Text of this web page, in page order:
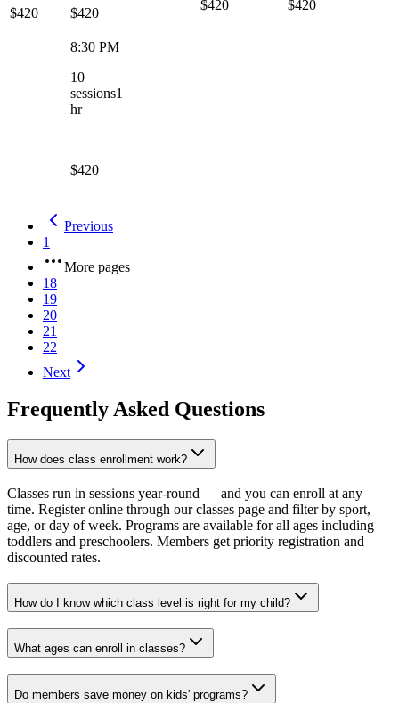
$420 $420
$420 $420
8:30 PM
10
sessions1
hr
$420
Previous
1
More pages
18
19
20
21
22
Next
Frequently Asked Questions​​​​‌ ‍ ​‍​‍‌‍ ‌ ​‍‌‍‍‌‌‍‌ ‌‍‍‌‌‍ ‍​‍​‍​ ‍‍​‍​‍‌ ​ ‌‍​‌‌‍ ‍‌‍‍‌‌ ‌​‌ ‍‌​‍ ‍‌‍‍‌‌‍ ​‍​‍​‍ ​​‍​‍‌‍‍​‌ ​‍‌‍‌‌‌‍‌‍​‍​‍​ ‍‍​‍​‍‌‍‍​‌ ‌​‌ ‌​‌ ​​‌ ​ ​ ‍‍​‍ ​‍ ‌‍​ ‌‍‍​‌‍‌‌‌‍ ​‌ ​ ‌‍‌‌‌‍​‌‌ ​​‌‍‍‌‌‍‌‌‌ ​‍‌ ​ ​‍ ‍‌ ​ ‌‍​‌‌‍ ‍‌‍‍‌‌ ‌​‌ ‍‌​‍ ‍‌ ​ ‌ ‌​‌ ‌‌‌‍‌​‌‍‍‌‌‍ ​‍ ‌‍‍‌‌‍ ‍‌ ‌​‌‍‌‌‌‍ ‍‌ ‌​​‍ ‌‍‌‌‌‍‌​‌‍‍‌‌ ‌​​‍ ‌‍ ‌‌‍ ‌‍‌​‌‍‌‌​ ‌‌ ​​‌ ​‍‌‍‌‌‌ ​ ‌‍‌‌‌‍ ‍‌ ‌​‌‍​‌‌ ‌​‌‍‍‌‌‍ ‌‍ ‍​ ‍ ‌‍‍‌‌‍‌​​ ‌‌‍​ ‌‍ ​‌‍​‌‌ ​ ‌ ​ ‌‍‌‌‌ ​ ‌​‍‌‌‍ ‍‌‍‌​‌‍‌‌‌ ‍​​‍ ‌​ ​‍‌‍​‌​ ‍​​ ‌ ​ ​​​ ‌​​ ​ ​ ‌‍​‍ ‌​ ​‍​ ‌‍​ ‌‍‌‍‌​​‍ ‌​ ‌​‌‍‌‌​ ‍​​ ​​​‍ ‌​ ‍‌​ ‌‍​ ‌‌‌‍‌​​‍ ‌‌‍‌‍​ ‍‌​ ​‍‌‍​‍‌‍‌‍‌‍‌​‌‍‌‌​ ‌ ​ ‍‌​ ‌​‌‍​ ‌‍​ ​ ‍ ‌ ‌​‌ ‍‌‌ ​​‌‍‌‌​ ‌‌‍​ ‌‍ ​‌‍​‌‌ ​ ‌ ​ ‌‍‌‌‌ ​ ‌​‍‌‌‍ ‍‌‍‌​‌‍‌‌‌ ‍​​ ‍ ‌ ​​‌‍​‌‌ ‌​‌‍‍​​ ‌‌ ​​‌‍​‌‌‍‌ ‌‍‌‌‌​​‍‌ ‌‌‌‍‍‌‌‍ ​‌‍‌​‌‍‌‌‌ ​‍​‍‌‌​ ‌‌‌​​‍‌‌ ‌‍‍ ‌‍‌‌‌ ‍‌​‍‌‌​ ​ ‌​‌​​‍‌‌​ ​ ‌​‌​​‍‌‌​ ​‍​ ​‍​ ‌​​ ​ ​ ‍​‌‍‌​‌‍​‍​ ​​​ ​​​ ​‌​ ​‌‌‍‌‍​ ‌‌​ ‌‌​‍‌‌​ ​‍​ ​‍​‍‌‌​ ‌‌‌​‌​​‍ ‍‌ ‌​‌‍‍‌‌ ‌​‌‍ ​‌‍‌‌​ ‌‍​‍‌‍​‌‌ ​ ‌‍‌‌‌‌‌‌‌ ​‍‌‍ ​​ ‌‌‍‍​‌ ‌​‌ ‌​‌ ​​‌ ​ ​‍‌‌​ ​ ‌​​‌​‍‌‌​ ​‍‌​‌‍​‍‌‌​ ​‍‌​‌‍‌‍​ ‌‍‍​‌‍‌‌‌‍ ​‌ ​ ‌‍‌‌‌‍​‌‌ ​​‌‍‍‌‌‍‌‌‌ ​‍‌ ​ ​‍ ‍‌ ​ ‌‍​‌‌‍ ‍‌‍‍‌‌ ‌​‌ ‍‌​‍ ‍‌ ​ ‌ ‌​‌ ‌‌‌‍‌​‌‍‍‌‌‍ ​‍‌‍‌‍‍‌‌‍‌​​ ‌‌‍​ ‌‍ ​‌‍​‌‌ ​ ‌ ​ ‌‍‌‌‌ ​ ‌​‍‌‌‍ ‍‌‍‌​‌‍‌‌‌ ‍​​‍ ‌​ ​‍‌‍​‌​ ‍​​ ‌ ​ ​​​ ‌​​ ​ ​ ‌‍​‍ ‌​ ​‍​ ‌‍​ ‌‍‌‍‌​​‍ ‌​ ‌​‌‍‌‌​ ‍​​ ​​​‍ ‌​ ‍‌​ ‌‍​ ‌‌‌‍‌​​‍ ‌‌‍‌‍​ ‍‌​ ​‍‌‍​‍‌‍‌‍‌‍‌​‌‍‌‌​ ‌ ​ ‍‌​ ‌​‌‍​ ‌‍​ ​‍‌‍‌ ‌​‌ ‍‌‌ ​​‌‍‌‌​ ‌‌‍​ ‌‍ ​‌‍​‌‌ ​ ‌ ​ ‌‍‌‌‌ ​ ‌​‍‌‌‍ ‍‌‍‌​‌‍‌‌‌ ‍​​‍‌‍‌ ​​‌‍​‌‌ ‌​‌‍‍​​ ‌‌ ​​‌‍​‌‌‍‌ ‌‍‌‌‌​​‍‌ ‌‌‌‍‍‌‌‍ ​‌‍‌​‌‍‌‌‌ ​‍​‍‌‌​ ‌‌‌​​‍‌‌ ‌‍‍ ‌‍‌‌‌ ‍‌​‍‌‌​ ​ ‌​‌​​‍‌‌​ ​ ‌​‌​​‍‌‌​ ​‍​ ​‍​ ‌​​ ​ ​ ‍​‌‍‌​‌‍​‍​ ​​​ ​​​ ​‌​ ​‌‌‍‌‍​ ‌‌​ ‌‌​‍‌‌​ ​‍​ ​‍​‍‌‌​ ‌‌‌​‌​​‍ ‍‌ ‌​‌‍‍‌‌ ‌​‌‍ ​‌‍‌‌​‍‌‍‌ ​​‌‍‌‌‌ ​‍‌ ​ ‌ ​​‌‍‌‌‌‍​ ‌ ‌​‌‍‍‌‌ ‌‍‌‍‌‌​ ‌‌ ​​‌ ‌‌‌‍​‍‌‍ ​‌‍‍‌‌ ​ ‌‍‍​‌‍‌‌‌‍‌​​‍​‍‌ ‌
How does class enrollment work?​​​​‌ ‍ ​‍​‍‌‍ ‌ ​‍‌‍‍‌‌‍‌ ‌‍‍‌‌‍ ‍​‍​‍​ ‍‍​‍​‍‌ ​ ‌‍​‌‌‍ ‍‌‍‍‌‌ ‌​‌ ‍‌​‍ ‍‌‍‍‌‌‍ ​‍​‍​‍ ​​‍​‍‌‍‍​‌ ​‍‌‍‌‌‌‍‌‍​‍​‍​ ‍‍​‍​‍‌‍‍​‌ ‌​‌ ‌​‌ ​​‌ ​ ​ ‍‍​‍ ​‍ ‌‍​ ‌‍‍​‌‍‌‌‌‍ ​‌ ​ ‌‍‌‌‌‍​‌‌ ​​‌‍‍‌‌‍‌‌‌ ​‍‌ ​ ​‍ ‍‌ ​ ‌‍​‌‌‍ ‍‌‍‍‌‌ ‌​‌ ‍‌​‍ ‍‌ ​ ‌ ‌​‌ ‌‌‌‍‌​‌‍‍‌‌‍ ​‍ ‌‍‍‌‌‍ ‍‌ ‌​‌‍‌‌‌‍ ‍‌ ‌​​‍ ‌‍‌‌‌‍‌​‌‍‍‌‌ ‌​​‍ ‌‍ ‌‌‍ ‌‍‌​‌‍‌‌​ ‌‌ ​​‌ ​‍‌‍‌‌‌ ​ ‌‍‌‌‌‍ ‍‌ ‌​‌‍​‌‌ ‌​‌‍‍‌‌‍ ‌‍ ‍​ ‍ ‌‍‍‌‌‍‌​​ ‌‌‍​ ​ ‌​‌‍‌‍​ ‌‌‌‍‌‍​ ‌ ​ ‌‍​ ‌ ​‍ ‌‌‍​‍‌‍‌‌‌‍‌‍​ ​‍​‍ ‌​ ‌​‌‍‌‌‌‍​‍​ ‍‌​‍ ‌​ ‍​​ ​‌​ ‌‌‌‍‌‍​‍ ‌‌‍‌‍​ ‌ ​ ‌‍​ ‌‌​ ​‍​ ​ ‌‍‌‍​ ‌​​ ​​​ ‌ ​ ​‌​ ‌‌​ ‍ ‌ ‌​‌ ‍‌‌ ​​‌‍‌‌​ ‌‌‍‌‍‌‍​‌‌ ​‌​ ‍ ‌ ​​‌‍​‌‌ ‌​‌‍‍​​ ‌‌ ‌​‌‍‍‌‌ ‌​‌‍ ​‌‍‌‌​ ‌‍​‍‌‍​‌‌ ​ ‌‍‌‌‌‌‌‌‌ ​‍‌‍ ​​ ‌‌‍‍​‌ ‌​‌ ‌​‌ ​​‌ ​ ​‍‌‌​ ​ ‌​​‌​‍‌‌​ ​‍‌​‌‍​‍‌‌​ ​‍‌​‌‍‌‍​ ‌‍‍​‌‍‌‌‌‍ ​‌ ​ ‌‍‌‌‌‍​‌‌ ​​‌‍‍‌‌‍‌‌‌ ​‍‌ ​ ​‍ ‍‌ ​ ‌‍​‌‌‍ ‍‌‍‍‌‌ ‌​‌ ‍‌​‍ ‍‌ ​ ‌ ‌​‌ ‌‌‌‍‌​‌‍‍‌‌‍ ​‍‌‍‌‍‍‌‌‍‌​​ ‌‌‍​ ​ ‌​‌‍‌‍​ ‌‌‌‍‌‍​ ‌ ​ ‌‍​ ‌ ​‍ ‌‌‍​‍‌‍‌‌‌‍‌‍​ ​‍​‍ ‌​ ‌​‌‍‌‌‌‍​‍​ ‍‌​‍ ‌​ ‍​​ ​‌​ ‌‌‌‍‌‍​‍ ‌‌‍‌‍​ ‌ ​ ‌‍​ ‌‌​ ​‍​ ​ ‌‍‌‍​ ‌​​ ​​​ ‌ ​ ​‌​ ‌‌​‍‌‍‌ ‌​‌ ‍‌‌ ​​‌‍‌‌​ ‌‌‍‌‍‌‍​‌‌ ​‌​‍‌‍‌ ​​‌‍​‌‌ ‌​‌‍‍​​ ‌‌ ‌​‌‍‍‌‌ ‌​‌‍ ​‌‍‌‌​‍‌‍‌ ​​‌‍‌‌‌ ​‍‌ ​ ‌ ​​‌‍‌‌‌‍​ ‌ ‌​‌‍‍‌‌ ‌‍‌‍‌‌​ ‌‌ ​​‌ ‌‌‌‍​‍‌‍ ​‌‍‍‌‌ ​ ‌‍‍​‌‍‌‌‌‍‌​​‍​‍‌ ‌
Classes run in sessions year-round — and you can enroll at any
time. Register online through our classes page and filter by sport,
age, or day of week. Programs are available for all ages including
toddlers and preschoolers. Members get priority registration and
discounted rates.​​​​‌ ‍ ​‍​‍‌‍ ‌ ​‍‌‍‍‌‌‍‌ ‌‍‍‌‌‍ ‍​‍​‍​ ‍‍​‍​‍‌ ​ ‌‍​‌‌‍ ‍‌‍‍‌‌ ‌​‌ ‍‌​‍ ‍‌‍‍‌‌‍ ​‍​‍​‍ ​​‍​‍‌‍‍​‌ ​‍‌‍‌‌‌‍‌‍​‍​‍​ ‍‍​‍​‍‌‍‍​‌ ‌​‌ ‌​‌ ​​‌ ​ ​ ‍‍​‍ ​‍ ‌‍​ ‌‍‍​‌‍‌‌‌‍ ​‌ ​ ‌‍‌‌‌‍​‌‌ ​​‌‍‍‌‌‍‌‌‌ ​‍‌ ​ ​‍ ‍‌ ​ ‌‍​‌‌‍ ‍‌‍‍‌‌ ‌​‌ ‍‌​‍ ‍‌ ​ ‌ ‌​‌ ‌‌‌‍‌​‌‍‍‌‌‍ ​‍ ‌‍‍‌‌‍ ‍‌ ‌​‌‍‌‌‌‍ ‍‌ ‌​​‍ ‌‍‌‌‌‍‌​‌‍‍‌‌ ‌​​‍ ‌‍ ‌‌‍ ‌‍‌​‌‍‌‌​ ‌‌ ​​‌ ​‍‌‍‌‌‌ ​ ‌‍‌‌‌‍ ‍‌ ‌​‌‍​‌‌ ‌​‌‍‍‌‌‍ ‌‍ ‍​ ‍ ‌‍‍‌‌‍‌​​ ‌‌‍​ ​ ‌​‌‍‌‍​ ‌‌‌‍‌‍​ ‌ ​ ‌‍​ ‌ ​‍ ‌‌‍​‍‌‍‌‌‌‍‌‍​ ​‍​‍ ‌​ ‌​‌‍‌‌‌‍​‍​ ‍‌​‍ ‌​ ‍​​ ​‌​ ‌‌‌‍‌‍​‍ ‌‌‍‌‍​ ‌ ​ ‌‍​ ‌‌​ ​‍​ ​ ‌‍‌‍​ ‌​​ ​​​ ‌ ​ ​‌​ ‌‌​ ‍ ‌ ‌​‌ ‍‌‌ ​​‌‍‌‌​ ‌‌‍‌‍‌‍​‌‌ ​‌​ ‍ ‌ ​​‌‍​‌‌ ‌​‌‍‍​​ ‌‌ ​‍‌‍‍‌‌‍​ ‌‍‍​‌‌‌​‌‍‌‌‌ ‍​‌ ‌​​‍‌‌​ ‌‌‌​​‍‌‌ ‌‍‍ ‌‍‌‌‌ ‍‌​‍‌‌​ ​ ‌​‌​​‍‌‌​ ​ ‌​‌​​‍‌‌​ ​‍​ ​‍​ ‍​​ ‍​​ ‌‌​ ‌ ‌‍‌‍‌‍‌‍​ ‌‌​ ​ ‌‍​ ​ ‍‌‌‍​ ​ ​​​‍‌‌​ ​‍​ ​‍​‍‌‌​ ‌‌‌​‌​​‍ ‍‌‍​ ‌‍‍​‌‍‍‌‌‍ ​‌‍‌​‌ ​‍‌‍‌‌‌‍ ‍​‍‌‌​ ‌‌‌​​‍‌‌ ‌‍‍ ‌‍‌‌‌ ‍‌​‍‌‌​ ​ ‌​‌​​‍‌‌​ ​ ‌​‌​​‍‌‌​ ​‍​ ​‍​ ‍​​ ​‍‌‍‌‍​ ‍​‌‍​ ‌‍‌​‌‍‌​​ ‍‌​ ‌‌​ ‌‍​ ‌ ‌‍‌‌​‍‌‌​ ​‍​ ​‍​‍‌‌​ ‌‌‌​‌​​‍ ‍‌ ‌​‌‍‌‌‌ ‍​‌ ‌​​ ‌‍​‍‌‍​‌‌ ​ ‌‍‌‌‌‌‌‌‌ ​‍‌‍ ​​ ‌‌‍‍​‌ ‌​‌ ‌​‌ ​​‌ ​ ​‍‌‌​ ​ ‌​​‌​‍‌‌​ ​‍‌​‌‍​‍‌‌​ ​‍‌​‌‍‌‍​ ‌‍‍​‌‍‌‌‌‍ ​‌ ​ ‌‍‌‌‌‍​‌‌ ​​‌‍‍‌‌‍‌‌‌ ​‍‌ ​ ​‍ ‍‌ ​ ‌‍​‌‌‍ ‍‌‍‍‌‌ ‌​‌ ‍‌​‍ ‍‌ ​ ‌ ‌​‌ ‌‌‌‍‌​‌‍‍‌‌‍ ​‍‌‍‌‍‍‌‌‍‌​​ ‌‌‍​ ​ ‌​‌‍‌‍​ ‌‌‌‍‌‍​ ‌ ​ ‌‍​ ‌ ​‍ ‌‌‍​‍‌‍‌‌‌‍‌‍​ ​‍​‍ ‌​ ‌​‌‍‌‌‌‍​‍​ ‍‌​‍ ‌​ ‍​​ ​‌​ ‌‌‌‍‌‍​‍ ‌‌‍‌‍​ ‌ ​ ‌‍​ ‌‌​ ​‍​ ​ ‌‍‌‍​ ‌​​ ​​​ ‌ ​ ​‌​ ‌‌​‍‌‍‌ ‌​‌ ‍‌‌ ​​‌‍‌‌​ ‌‌‍‌‍‌‍​‌‌ ​‌​‍‌‍‌ ​​‌‍​‌‌ ‌​‌‍‍​​ ‌‌ ​‍‌‍‍‌‌‍​ ‌‍‍​‌‌‌​‌‍‌‌‌ ‍​‌ ‌​​‍‌‌​ ‌‌‌​​‍‌‌ ‌‍‍ ‌‍‌‌‌ ‍‌​‍‌‌​ ​ ‌​‌​​‍‌‌​ ​ ‌​‌​​‍‌‌​ ​‍​ ​‍​ ‍​​ ‍​​ ‌‌​ ‌ ‌‍‌‍‌‍‌‍​ ‌‌​ ​ ‌‍​ ​ ‍‌‌‍​ ​ ​​​‍‌‌​ ​‍​ ​‍​‍‌‌​ ‌‌‌​‌​​‍ ‍‌‍​ ‌‍‍​‌‍‍‌‌‍ ​‌‍‌​‌ ​‍‌‍‌‌‌‍ ‍​‍‌‌​ ‌‌‌​​‍‌‌ ‌‍‍ ‌‍‌‌‌ ‍‌​‍‌‌​ ​ ‌​‌​​‍‌‌​ ​ ‌​‌​​‍‌‌​ ​‍​ ​‍​ ‍​​ ​‍‌‍‌‍​ ‍​‌‍​ ‌‍‌​‌‍‌​​ ‍‌​ ‌‌​ ‌‍​ ‌ ‌‍‌‌​‍‌‌​ ​‍​ ​‍​‍‌‌​ ‌‌‌​‌​​‍ ‍‌ ‌​‌‍‌‌‌ ‍​‌ ‌​​‍‌‍‌ ​​‌‍‌‌‌ ​‍‌ ​ ‌ ​​‌‍‌‌‌‍​ ‌ ‌​‌‍‍‌‌ ‌‍‌‍‌‌​ ‌‌ ​​‌ ‌‌‌‍​‍‌‍ ​‌‍‍‌‌ ​ ‌‍‍​‌‍‌‌‌‍‌​​‍​‍‌ ‌
How do I know which class level is right for my child?​​​​‌ ‍ ​‍​‍‌‍ ‌ ​‍‌‍‍‌‌‍‌ ‌‍‍‌‌‍ ‍​‍​‍​ ‍‍​‍​‍‌ ​ ‌‍​‌‌‍ ‍‌‍‍‌‌ ‌​‌ ‍‌​‍ ‍‌‍‍‌‌‍ ​‍​‍​‍ ​​‍​‍‌‍‍​‌ ​‍‌‍‌‌‌‍‌‍​‍​‍​ ‍‍​‍​‍‌‍‍​‌ ‌​‌ ‌​‌ ​​‌ ​ ​ ‍‍​‍ ​‍ ‌‍​ ‌‍‍​‌‍‌‌‌‍ ​‌ ​ ‌‍‌‌‌‍​‌‌ ​​‌‍‍‌‌‍‌‌‌ ​‍‌ ​ ​‍ ‍‌ ​ ‌‍​‌‌‍ ‍‌‍‍‌‌ ‌​‌ ‍‌​‍ ‍‌ ​ ‌ ‌​‌ ‌‌‌‍‌​‌‍‍‌‌‍ ​‍ ‌‍‍‌‌‍ ‍‌ ‌​‌‍‌‌‌‍ ‍‌ ‌​​‍ ‌‍‌‌‌‍‌​‌‍‍‌‌ ‌​​‍ ‌‍ ‌‌‍ ‌‍‌​‌‍‌‌​ ‌‌ ​​‌ ​‍‌‍‌‌‌ ​ ‌‍‌‌‌‍ ‍‌ ‌​‌‍​‌‌ ‌​‌‍‍‌‌‍ ‌‍ ‍​ ‍ ‌‍‍‌‌‍‌​​ ‌​ ​​​ ​​‌‍‌​​ ‍‌​ ‌​​ ‌‍​ ‍‌‌‍‌‌​‍ ‌​ ​‍‌‍‌​‌‍‌​‌‍​‌​‍ ‌​ ‌​‌‍‌‌​ ‍​‌‍​‌​‍ ‌‌‍​‍‌‍‌‍​ ​​‌‍‌​​‍ ‌​ ​ ​ ‌​​ ‌‍​ ‌‌‌‍‌‌​ ‌ ‌‍​‍​ ‍‌​ ​‌‌‍‌​‌‍‌​​ ​‍​ ‍ ‌ ‌​‌ ‍‌‌ ​​‌‍‌‌​ ‌‌‍‌‍‌‍​‌‌ ​‌​ ‍ ‌ ​​‌‍​‌‌ ‌​‌‍‍​​ ‌‌ ‌​‌‍‍‌‌ ‌​‌‍ ​‌‍‌‌​ ‌‍​‍‌‍​‌‌ ​ ‌‍‌‌‌‌‌‌‌ ​‍‌‍ ​​ ‌‌‍‍​‌ ‌​‌ ‌​‌ ​​‌ ​ ​‍‌‌​ ​ ‌​​‌​‍‌‌​ ​‍‌​‌‍​‍‌‌​ ​‍‌​‌‍‌‍​ ‌‍‍​‌‍‌‌‌‍ ​‌ ​ ‌‍‌‌‌‍​‌‌ ​​‌‍‍‌‌‍‌‌‌ ​‍‌ ​ ​‍ ‍‌ ​ ‌‍​‌‌‍ ‍‌‍‍‌‌ ‌​‌ ‍‌​‍ ‍‌ ​ ‌ ‌​‌ ‌‌‌‍‌​‌‍‍‌‌‍ ​‍‌‍‌‍‍‌‌‍‌​​ ‌​ ​​​ ​​‌‍‌​​ ‍‌​ ‌​​ ‌‍​ ‍‌‌‍‌‌​‍ ‌​ ​‍‌‍‌​‌‍‌​‌‍​‌​‍ ‌​ ‌​‌‍‌‌​ ‍​‌‍​‌​‍ ‌‌‍​‍‌‍‌‍​ ​​‌‍‌​​‍ ‌​ ​ ​ ‌​​ ‌‍​ ‌‌‌‍‌‌​ ‌ ‌‍​‍​ ‍‌​ ​‌‌‍‌​‌‍‌​​ ​‍​‍‌‍‌ ‌​‌ ‍‌‌ ​​‌‍‌‌​ ‌‌‍‌‍‌‍​‌‌ ​‌​‍‌‍‌ ​​‌‍​‌‌ ‌​‌‍‍​​ ‌‌ ‌​‌‍‍‌‌ ‌​‌‍ ​‌‍‌‌​‍‌‍‌ ​​‌‍‌‌‌ ​‍‌ ​ ‌ ​​‌‍‌‌‌‍​ ‌ ‌​‌‍‍‌‌ ‌‍‌‍‌‌​ ‌‌ ​​‌ ‌‌‌‍​‍‌‍ ​‌‍‍‌‌ ​ ‌‍‍​‌‍‌‌‌‍‌​​‍​‍‌ ‌
What ages can enroll in classes?​​​​‌ ‍ ​‍​‍‌‍ ‌ ​‍‌‍‍‌‌‍‌ ‌‍‍‌‌‍ ‍​‍​‍​ ‍‍​‍​‍‌ ​ ‌‍​‌‌‍ ‍‌‍‍‌‌ ‌​‌ ‍‌​‍ ‍‌‍‍‌‌‍ ​‍​‍​‍ ​​‍​‍‌‍‍​‌ ​‍‌‍‌‌‌‍‌‍​‍​‍​ ‍‍​‍​‍‌‍‍​‌ ‌​‌ ‌​‌ ​​‌ ​ ​ ‍‍​‍ ​‍ ‌‍​ ‌‍‍​‌‍‌‌‌‍ ​‌ ​ ‌‍‌‌‌‍​‌‌ ​​‌‍‍‌‌‍‌‌‌ ​‍‌ ​ ​‍ ‍‌ ​ ‌‍​‌‌‍ ‍‌‍‍‌‌ ‌​‌ ‍‌​‍ ‍‌ ​ ‌ ‌​‌ ‌‌‌‍‌​‌‍‍‌‌‍ ​‍ ‌‍‍‌‌‍ ‍‌ ‌​‌‍‌‌‌‍ ‍‌ ‌​​‍ ‌‍‌‌‌‍‌​‌‍‍‌‌ ‌​​‍ ‌‍ ‌‌‍ ‌‍‌​‌‍‌‌​ ‌‌ ​​‌ ​‍‌‍‌‌‌ ​ ‌‍‌‌‌‍ ‍‌ ‌​‌‍​‌‌ ‌​‌‍‍‌‌‍ ‌‍ ‍​ ‍ ‌‍‍‌‌‍‌​​ ‌‌‍‌‌​ ‌‌‌‍​‍‌‍​‍​ ​‌‌‍​‍‌‍‌‍​ ‍‌​‍ ‌​ ​ ​ ‍​​ ‌‍​ ‌ ​‍ ‌​ ‌​‌‍​ ​ ​‍​ ‌‌​‍ ‌​ ‍‌‌‍​‍​ ‍​‌‍‌‌​‍ ‌​ ​‍​ ​ ​ ‌‌​ ‍‌​ ​​​ ‌‌​ ‌‌‌‍‌‌​ ‌ ‌‍‌‍​ ‌‌​ ‌‍​ ‍ ‌ ‌​‌ ‍‌‌ ​​‌‍‌‌​ ‌‌‍‌‍‌‍​‌‌ ​‌​ ‍ ‌ ​​‌‍​‌‌ ‌​‌‍‍​​ ‌‌ ‌​‌‍‍‌‌ ‌​‌‍ ​‌‍‌‌​ ‌‍​‍‌‍​‌‌ ​ ‌‍‌‌‌‌‌‌‌ ​‍‌‍ ​​ ‌‌‍‍​‌ ‌​‌ ‌​‌ ​​‌ ​ ​‍‌‌​ ​ ‌​​‌​‍‌‌​ ​‍‌​‌‍​‍‌‌​ ​‍‌​‌‍‌‍​ ‌‍‍​‌‍‌‌‌‍ ​‌ ​ ‌‍‌‌‌‍​‌‌ ​​‌‍‍‌‌‍‌‌‌ ​‍‌ ​ ​‍ ‍‌ ​ ‌‍​‌‌‍ ‍‌‍‍‌‌ ‌​‌ ‍‌​‍ ‍‌ ​ ‌ ‌​‌ ‌‌‌‍‌​‌‍‍‌‌‍ ​‍‌‍‌‍‍‌‌‍‌​​ ‌‌‍‌‌​ ‌‌‌‍​‍‌‍​‍​ ​‌‌‍​‍‌‍‌‍​ ‍‌​‍ ‌​ ​ ​ ‍​​ ‌‍​ ‌ ​‍ ‌​ ‌​‌‍​ ​ ​‍​ ‌‌​‍ ‌​ ‍‌‌‍​‍​ ‍​‌‍‌‌​‍ ‌​ ​‍​ ​ ​ ‌‌​ ‍‌​ ​​​ ‌‌​ ‌‌‌‍‌‌​ ‌ ‌‍‌‍​ ‌‌​ ‌‍​‍‌‍‌ ‌​‌ ‍‌‌ ​​‌‍‌‌​ ‌‌‍‌‍‌‍​‌‌ ​‌​‍‌‍‌ ​​‌‍​‌‌ ‌​‌‍‍​​ ‌‌ ‌​‌‍‍‌‌ ‌​‌‍ ​‌‍‌‌​‍‌‍‌ ​​‌‍‌‌‌ ​‍‌ ​ ‌ ​​‌‍‌‌‌‍​ ‌ ‌​‌‍‍‌‌ ‌‍‌‍‌‌​ ‌‌ ​​‌ ‌‌‌‍​‍‌‍ ​‌‍‍‌‌ ​ ‌‍‍​‌‍‌‌‌‍‌​​‍​‍‌ ‌
Do members save money on kids' programs?​​​​‌ ‍ ​‍​‍‌‍ ‌ ​‍‌‍‍‌‌‍‌ ‌‍‍‌‌‍ ‍​‍​‍​ ‍‍​‍​‍‌ ​ ‌‍​‌‌‍ ‍‌‍‍‌‌ ‌​‌ ‍‌​‍ ‍‌‍‍‌‌‍ ​‍​‍​‍ ​​‍​‍‌‍‍​‌ ​‍‌‍‌‌‌‍‌‍​‍​‍​ ‍‍​‍​‍‌‍‍​‌ ‌​‌ ‌​‌ ​​‌ ​ ​ ‍‍​‍ ​‍ ‌‍​ ‌‍‍​‌‍‌‌‌‍ ​‌ ​ ‌‍‌‌‌‍​‌‌ ​​‌‍‍‌‌‍‌‌‌ ​‍‌ ​ ​‍ ‍‌ ​ ‌‍​‌‌‍ ‍‌‍‍‌‌ ‌​‌ ‍‌​‍ ‍‌ ​ ‌ ‌​‌ ‌‌‌‍‌​‌‍‍‌‌‍ ​‍ ‌‍‍‌‌‍ ‍‌ ‌​‌‍‌‌‌‍ ‍‌ ‌​​‍ ‌‍‌‌‌‍‌​‌‍‍‌‌ ‌​​‍ ‌‍ ‌‌‍ ‌‍‌​‌‍‌‌​ ‌‌ ​​‌ ​‍‌‍‌‌‌ ​ ‌‍‌‌‌‍ ‍‌ ‌​‌‍​‌‌ ‌​‌‍‍‌‌‍ ‌‍ ‍​ ‍ ‌‍‍‌‌‍‌​​ ‌‌‍‌​​ ‌​​ ‍​​ ‌‌‌‍‌‍‌‍​‍‌‍​‌​ ‍‌​‍ ‌​ ​ ‌‍​‍‌‍​‍‌‍‌​​‍ ‌​ ‌​​ ‍‌‌‍‌​​ ​ ​‍ ‌‌‍​‌‌‍‌‍​ ​ ‌‍​‌​‍ ‌​ ‌‍​ ‌‌‌‍​‍‌‍‌‍​ ‍​​ ​‍‌‍​‌​ ‌ ​ ‌‌​ ​​​ ​‌‌‍‌​​ ‍ ‌ ‌​‌ ‍‌‌ ​​‌‍‌‌​ ‌‌‍‌‍‌‍​‌‌ ​‌​ ‍ ‌ ​​‌‍​‌‌ ‌​‌‍‍​​ ‌‌ ‌​‌‍‍‌‌ ‌​‌‍ ​‌‍‌‌​ ‌‍​‍‌‍​‌‌ ​ ‌‍‌‌‌‌‌‌‌ ​‍‌‍ ​​ ‌‌‍‍​‌ ‌​‌ ‌​‌ ​​‌ ​ ​‍‌‌​ ​ ‌​​‌​‍‌‌​ ​‍‌​‌‍​‍‌‌​ ​‍‌​‌‍‌‍​ ‌‍‍​‌‍‌‌‌‍ ​‌ ​ ‌‍‌‌‌‍​‌‌ ​​‌‍‍‌‌‍‌‌‌ ​‍‌ ​ ​‍ ‍‌ ​ ‌‍​‌‌‍ ‍‌‍‍‌‌ ‌​‌ ‍‌​‍ ‍‌ ​ ‌ ‌​‌ ‌‌‌‍‌​‌‍‍‌‌‍ ​‍‌‍‌‍‍‌‌‍‌​​ ‌‌‍‌​​ ‌​​ ‍​​ ‌‌‌‍‌‍‌‍​‍‌‍​‌​ ‍‌​‍ ‌​ ​ ‌‍​‍‌‍​‍‌‍‌​​‍ ‌​ ‌​​ ‍‌‌‍‌​​ ​ ​‍ ‌‌‍​‌‌‍‌‍​ ​ ‌‍​‌​‍ ‌​ ‌‍​ ‌‌‌‍​‍‌‍‌‍​ ‍​​ ​‍‌‍​‌​ ‌ ​ ‌‌​ ​​​ ​‌‌‍‌​​‍‌‍‌ ‌​‌ ‍‌‌ ​​‌‍‌‌​ ‌‌‍‌‍‌‍​‌‌ ​‌​‍‌‍‌ ​​‌‍​‌‌ ‌​‌‍‍​​ ‌‌ ‌​‌‍‍‌‌ ‌​‌‍ ​‌‍‌‌​‍‌‍‌ ​​‌‍‌‌‌ ​‍‌ ​ ‌ ​​‌‍‌‌‌‍​ ‌ ‌​‌‍‍‌‌ ‌‍‌‍‌‌​ ‌‌ ​​‌ ‌‌‌‍​‍‌‍ ​‌‍‍‌‌ ​ ‌‍‍​‌‍‌‌‌‍‌​​‍​‍‌ ‌